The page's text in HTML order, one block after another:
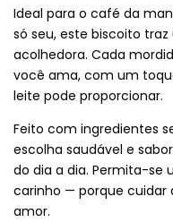
Ideal para o café da
só seu, este biscoito
acolhedora. Cada
você ama, com um
leite pode proporcionar.
Feito com ingredientes
escolha saudável e
do dia a dia. Permita-se
carinho — porque
amor.